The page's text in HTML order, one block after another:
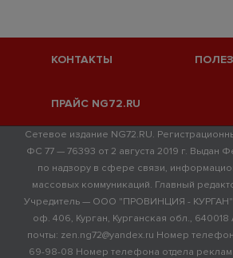
КОНТАКТЫ
ПРАЙС NG72.RU
Сетевое издание NG72.RU.
ФС 77 — 76393 от 2 августа 2019 г. Выдан
по надзору в сфере связи,
массовых коммуникаций. Главный
Учредитель — ООО "ПРОВИНЦИЯ - КУРГАН"
оф. 406, Курган, Курганская обл.,
почты: zen.ng72@yandex.ru Номер
69-98-08 Номер телефона отдела